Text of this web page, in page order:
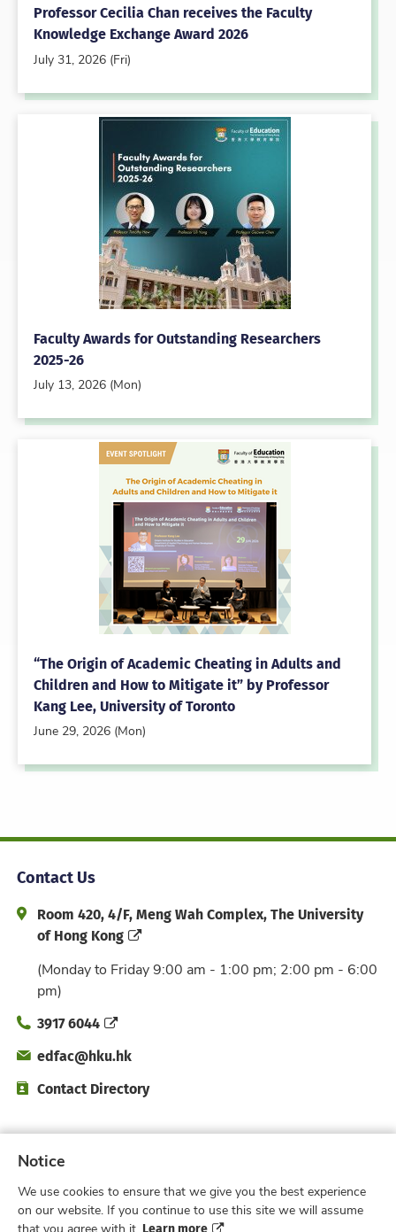
Professor Cecilia Chan receives the Faculty
Knowledge Exchange Award 2026
July 31, 2026 (Fri)
Faculty Awards for Outstanding Researchers
2025-26
July 13, 2026 (Mon)
“The Origin of Academic Cheating in Adults and
Children and How to Mitigate it” by Professor
Kang Lee, University of Toronto
June 29, 2026 (Mon)
Contact Us
Address and Office Hour
Room 420, 4/F, Meng Wah Complex, The University
of Hong Kong
(Monday to Friday 9:00 am - 1:00 pm; 2:00 pm - 6:00
pm)
Phone3917 6044
Emailedfac@hku.hk
Directory
Contact Directory
Subscribe to Faculty e-Notice
Facebook
Instagram
X WeiboXiao Hong
Notice
We use cookies to ensure that we give you the best experience
on our website. If you continue to use this site we will assume
that you agree with it. Learn more